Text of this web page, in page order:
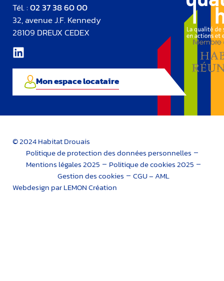
Tél. :02 37 38 60 00
32, avenue J.F. Kennedy
28109 DREUX CEDEX
Mon espace locataire
© 2024 Habitat Drouais
Politique de protection des données personnelles
Mentions légales 2025
Politique de cookies 2025
Gestion des cookies
CGU – AML
Webdesign par LEMON Création